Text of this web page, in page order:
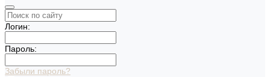
Логин:
Пароль:
Забыли пароль?